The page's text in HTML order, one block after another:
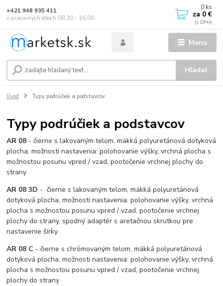
Menu
Hľadať
+421 948 935 411
v pracovných dňoch 08.30 - 16.00
0 ks
za 0 €
Úvod Typy podrúčiek a podstavcov
Typy podrúčiek a podstavcov
AR 08 - čierne s lakovaným telom, mäkká polyuretánová dotyková
plocha, možnosti nastavenia: polohovanie výšky, vrchná plocha s
možnostou posunu vpred / vzad, pootočenie vrchnej plochy do
strany
AR 08 3D - čierne s lakovaným telom, mäkká polyuretánová
dotyková plocha, možnosti nastavenia: polohovanie výšky, vrchná
plocha s možnostou posunu vpred / vzad, pootočenie vrchnej
plochy do strany, spodný adaptér s aretačnou skrutkou pre
nastavenie šírky
AR 08 C - čierne s chrómovaným telom, mäkká polyuretánová
dotyková plocha, možnosti nastavenia: polohovanie výšky, vrchná
plocha s možnostou posunu vpred / vzad, pootočenie vrchnej
plochy do strany